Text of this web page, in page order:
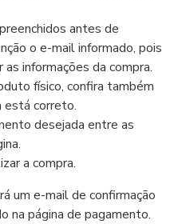
antes de
o e-mail informado, pois
informações da compra.
físico, confira também
está correto.
desejada entre as
a compra.
um e-mail de confirmação
na página de pagamento.